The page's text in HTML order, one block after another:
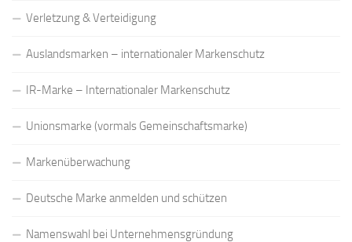
Verletzung & Verteidigung
Auslandsmarken – internationaler Markenschutz
IR-Marke – Internationaler Markenschutz
Unionsmarke (vormals Gemeinschaftsmarke)
Markenüberwachung
Deutsche Marke anmelden und schützen
Namenswahl bei Unternehmensgründung